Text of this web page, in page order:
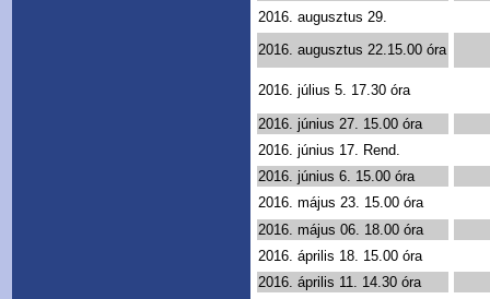
2016. augusztus 29.
2016. augusztus 22.15.00 óra
2016. július 5. 17.30 óra
2016. június 27. 15.00 óra
2016. június 17. Rend.
2016. június 6. 15.00 óra
2016. május 23. 15.00 óra
2016. május 06. 18.00 óra
2016. április 18. 15.00 óra
2016. április 11. 14.30 óra